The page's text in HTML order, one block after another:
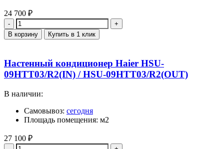
24 700 ₽
Количество
В корзину Купить в 1 клик
Настенный кондиционер Haier HSU-
09HTT03/R2(IN) / HSU-09HTT03/R2(OUT)
В наличии:
Самовывоз: сегодня
Площадь помещения: м2
27 100 ₽
Количество